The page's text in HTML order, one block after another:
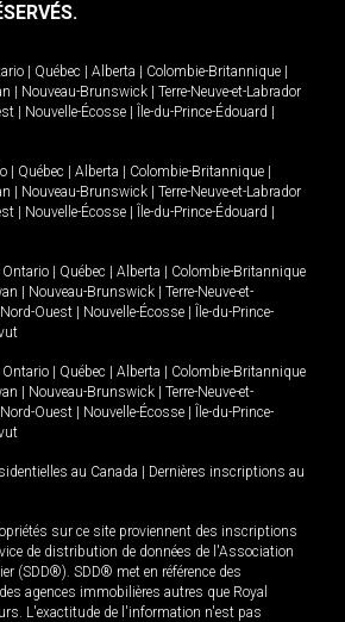
Québec Alberta Colombie-Britannique
Nouveau-Brunswick
Terre-Neuve-et-Labrador
Nouvelle-Écosse Île-du-Prince-Édouard
Québec Alberta Colombie-Britannique
Nouveau-Brunswick
Terre-Neuve-et-Labrador
Nouvelle-Écosse Île-du-Prince-Édouard
Ontario Québec Alberta
Colombie-Britannique
Nouveau-Brunswick
Terre-Neuve-et-
Ouest Nouvelle-Écosse
Île-du-Prince-
Ontario Québec Alberta
Colombie-Britannique
Nouveau-Brunswick
Terre-Neuve-et-
Ouest Nouvelle-Écosse
Île-du-Prince-
au Canada
Dernières inscriptions au
sur ce site proviennent des inscriptions
de distribution de données de l'Association
(SDD®). SDD® met en référence des
agences immobilières autres que Royal
L'exactitude de l'information n'est pas